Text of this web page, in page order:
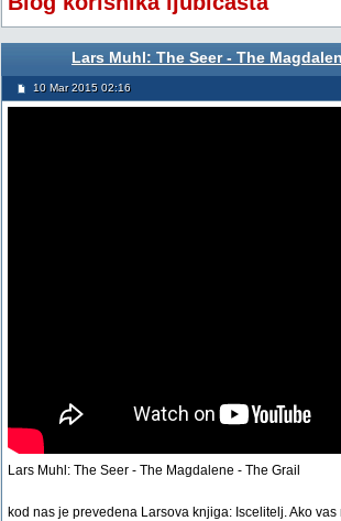
Lars Muhl: The Seer - The
10 Mar 2015 02:16
Lars Muhl: The Seer - The Magdalene - The Grail
kod nas je prevedena Larsova knjiga: Iscelitelj. Ako